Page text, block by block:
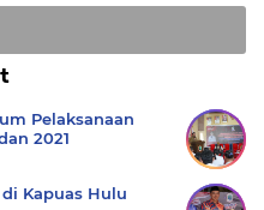
Pelaksanaan
2021
Kapuas Hulu